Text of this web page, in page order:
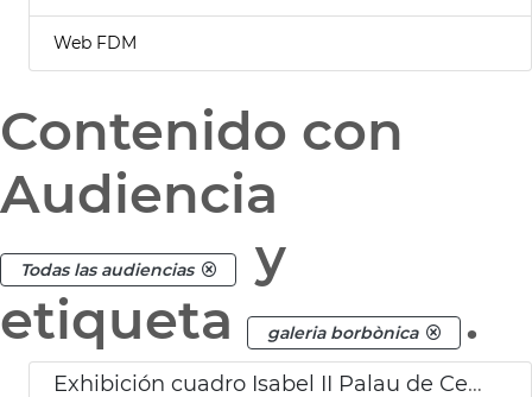
Web FDM
Contenido con
Audiencia
Todas las audiencias
y
etiqueta
galeria borbònica .
Exhibición cuadro Isabel II Palau de Cervelló